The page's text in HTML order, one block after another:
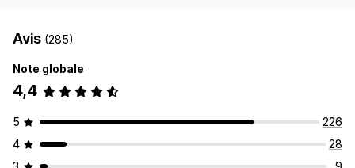
Avis (285)
Note globale
4,4
5
226
4
28